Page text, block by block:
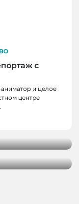
с
аниматор и целое
центре
Кемерово